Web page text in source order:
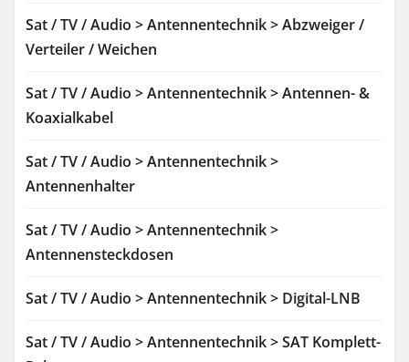
Sat / TV / Audio > Antennentechnik > Abzweiger /
Verteiler / Weichen
Sat / TV / Audio > Antennentechnik > Antennen- &
Koaxialkabel
Sat / TV / Audio > Antennentechnik >
Antennenhalter
Sat / TV / Audio > Antennentechnik >
Antennensteckdosen
Sat / TV / Audio > Antennentechnik > Digital-LNB
Sat / TV / Audio > Antennentechnik > SAT Komplett-